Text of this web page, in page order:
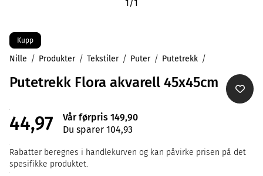
1/1
Kupp
Nille Produkter Tekstiler Puter Putetrekk
Putetrekk Flora akvarell 45x45cm
44,97
Vår førpris 149,90
Du sparer 104,93
Rabatter beregnes i handlekurven og kan påvirke prisen på det
spesifikke produktet.